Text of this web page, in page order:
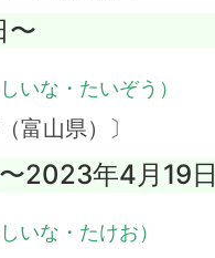
〜
しいな・たいぞう）
富山県）〕
2023年4月19日
しいな・たけお）